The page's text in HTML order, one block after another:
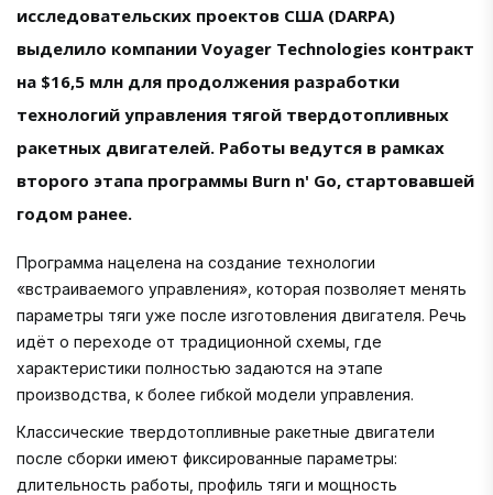
исследовательских проектов США (DARPA)
выделило компании Voyager Technologies контракт
на $16,5 млн для продолжения разработки
технологий управления тягой твердотопливных
ракетных двигателей. Работы ведутся в рамках
второго этапа программы Burn n' Go, стартовавшей
годом ранее.
Программа нацелена на создание технологии
«встраиваемого управления», которая позволяет менять
параметры тяги уже после изготовления двигателя. Речь
идёт о переходе от традиционной схемы, где
характеристики полностью задаются на этапе
производства, к более гибкой модели управления.
Классические твердотопливные ракетные двигатели
после сборки имеют фиксированные параметры:
длительность работы, профиль тяги и мощность